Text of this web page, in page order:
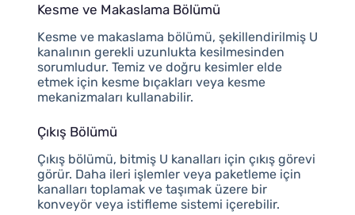
Kesme ve Makaslama Bölümü
Kesme ve makaslama bölümü, şekillendirilmiş U
kanalının gerekli uzunlukta kesilmesinden
sorumludur. Temiz ve doğru kesimler elde
etmek için kesme bıçakları veya kesme
mekanizmaları kullanabilir.
Çıkış Bölümü
Çıkış bölümü, bitmiş U kanalları için çıkış görevi
görür. Daha ileri işlemler veya paketleme için
kanalları toplamak ve taşımak üzere bir
konveyör veya istifleme sistemi içerebilir.